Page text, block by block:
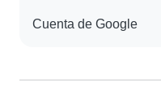
Cuenta de Google